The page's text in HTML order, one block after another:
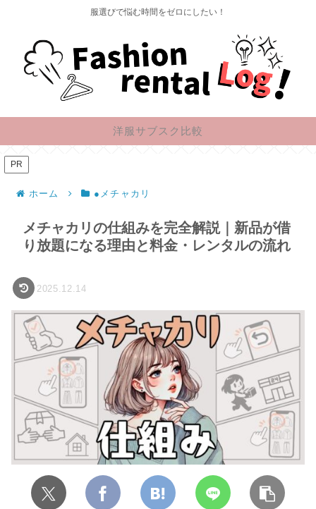
服選びで悩む時間をゼロにしたい！
洋服サブスク比較
PR
ホーム ●メチャカリ
メチャカリの仕組みを完全解説｜新品が借
り放題になる理由と料金・レンタルの流れ
2025.12.14